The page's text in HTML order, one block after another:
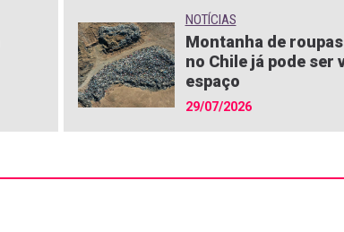
NOTÍCIAS
Montanha de
no Chile já pode ser
espaço
29/07/2026